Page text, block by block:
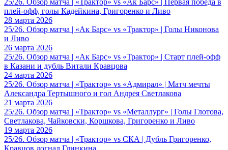
плей-офф, голы Кадейкина, Григоренко и Ливо
28 марта 2026
25/26. Обзор матча | «Ак Барс» vs «Трактор» | Голы Никонова
и Ливо
26 марта 2026
25/26. Обзор матча | «Ак Барс» vs «Трактор» | Старт плей-офф
в Казани и дубль Витали Кравцова
24 марта 2026
25/26. Обзор матча | «Трактор» vs «Адмирал» | Матч мечты
Александра Тертышного и гол Андрея Светлакова
21 марта 2026
25/26. Обзор матча | «Трактор» vs «Металлург» | Голы Глотова,
Светлакова, Чайковски, Коршкова, Григоренко и Ливо
19 марта 2026
25/26. Обзор матча | «Трактор» vs СКА | Дубль Григоренко,
Кравцов догнал Глинкина